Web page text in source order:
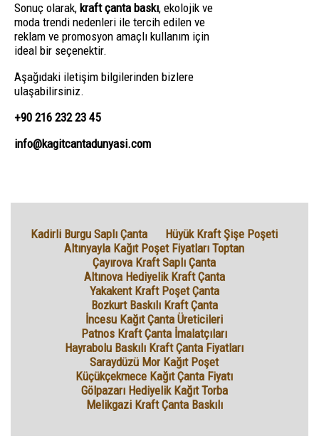
Sonuç olarak, kraft çanta baskı, ekolojik ve
moda trendi nedenleri ile tercih edilen ve
reklam ve promosyon amaçlı kullanım için
ideal bir seçenektir.
Aşağıdaki iletişim bilgilerinden bizlere
ulaşabilirsiniz.
+90 216 232 23 45
info@kagitcantadunyasi.com
Kadirli Burgu Saplı Çanta
Hüyük Kraft Şişe Poşeti
Altınyayla Kağıt Poşet Fiyatları Toptan
Çayırova Kraft Saplı Çanta
Altınova Hediyelik Kraft Çanta
Yakakent Kraft Poşet Çanta
Bozkurt Baskılı Kraft Çanta
İncesu Kağıt Çanta Üreticileri
Patnos Kraft Çanta İmalatçıları
Hayrabolu Baskılı Kraft Çanta Fiyatları
Saraydüzü Mor Kağıt Poşet
Küçükçekmece Kağıt Çanta Fiyatı
Gölpazarı Hediyelik Kağıt Torba
Melikgazi Kraft Çanta Baskılı